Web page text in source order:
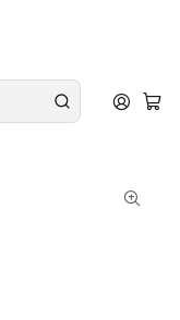
de
Swartland Tinto